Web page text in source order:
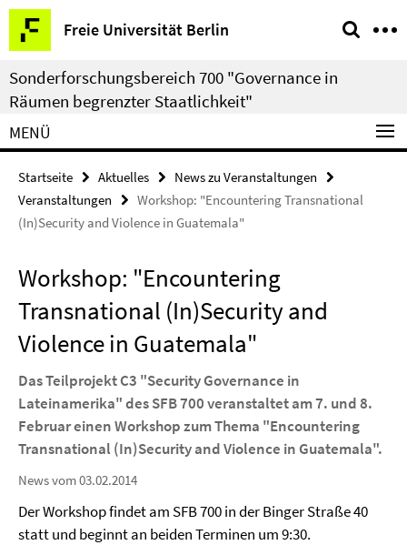
Springe
direkt
zu
Inhalt
Freie Universität Berlin
Service-
Navigation
Sonderforschungsbereich 700 "Governance in
Räumen begrenzter Staatlichkeit"
MENÜ
Startseite Aktuelles
News zu Veranstaltungen
Veranstaltungen
Workshop: "Encountering Transnational
(In)Security and Violence in Guatemala"
Workshop: "Encountering
Transnational (In)Security and
Violence in Guatemala"
Das Teilprojekt C3 "Security Governance in
Lateinamerika" des SFB 700 veranstaltet am 7. und 8.
Februar einen Workshop zum Thema "Encountering
Transnational (In)Security and Violence in Guatemala".
News vom 03.02.2014
Der Workshop findet am SFB 700 in der Binger Straße 40
statt und beginnt an beiden Terminen um 9:30.